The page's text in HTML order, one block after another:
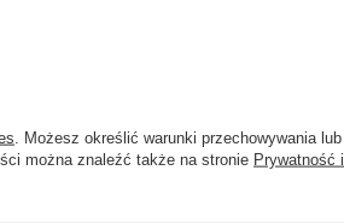
. Możesz określić warunki przechowywania lub
można znaleźć także na stronie Prywatność i